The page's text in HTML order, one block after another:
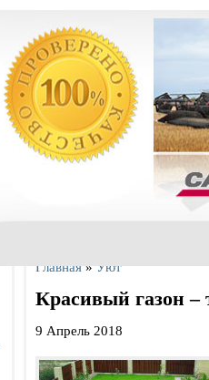
Главная»Уют
Красивый газон –
9 Апрель 2018